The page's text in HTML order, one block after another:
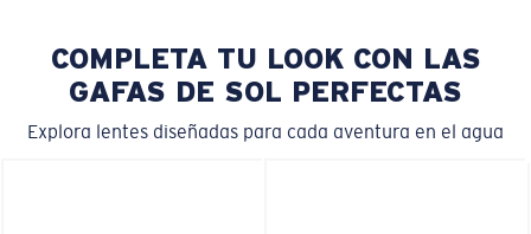
COMPLETA TU LOOK CON LAS
GAFAS DE SOL PERFECTAS
Explora lentes diseñadas para cada aventura en el agua